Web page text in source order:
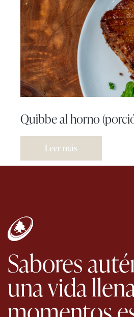
Quibbe al horno
Leer más
Sabores
una vida